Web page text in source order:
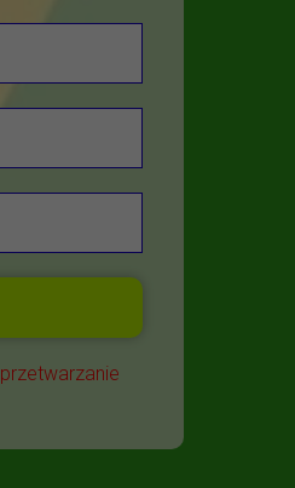
przetwarzanie